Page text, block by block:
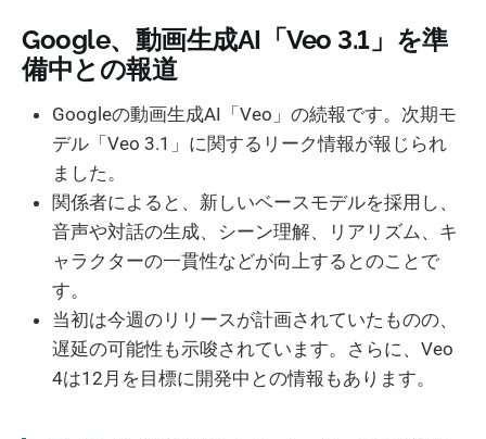
Google、動画生成AI「Veo 3.1」を準
備中との報道
Googleの動画生成AI「Veo」の続報です。次期モ
デル「Veo 3.1」に関するリーク情報が報じられ
ました。
関係者によると、新しいベースモデルを採用し、
音声や対話の生成、シーン理解、リアリズム、キ
ャラクターの一貫性などが向上するとのことで
す。
当初は今週のリリースが計画されていたものの、
遅延の可能性も示唆されています。さらに、Veo
4は12月を目標に開発中との情報もあります。